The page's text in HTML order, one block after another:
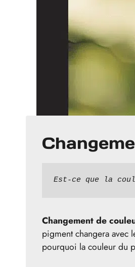
Est-ce que la
Changement de
pigment changera avec
pourquoi la couleur du